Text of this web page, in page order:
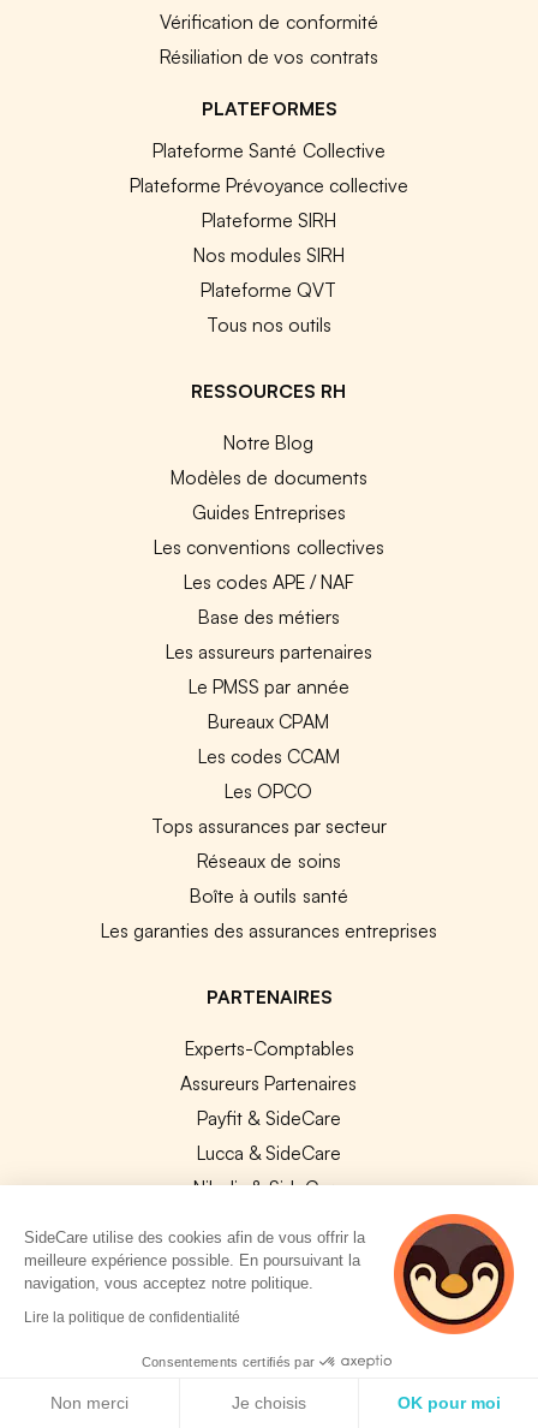
Vérification de conformité
Résiliation de vos contrats
PLATEFORMES
Plateforme Santé Collective
Plateforme Prévoyance collective
Plateforme SIRH
Nos modules SIRH
Plateforme QVT
Tous nos outils
RESSOURCES RH
Notre Blog
Modèles de documents
Guides Entreprises
Les conventions collectives
Les codes APE / NAF
Base des métiers
Les assureurs partenaires
Le PMSS par année
Bureaux CPAM
Les codes CCAM
Les OPCO
Tops assurances par secteur
Réseaux de soins
Boîte à outils santé
Les garanties des assurances entreprises
PARTENAIRES
Experts-Comptables
Assureurs Partenaires
Payfit & SideCare
Lucca & SideCare
Nibelis & SideCare
Lianeli & SideCare
API & INTEGRATIONS
API SideCare
SideCare utilise des cookies afin de vous offrir la
meilleure expérience possible. En poursuivant la
navigation, vous acceptez notre politique.
Lire la politique de confidentialité
Consentements certifiés par
Non merci Je choisis OK pour moi
2 personnes
consultent
actuellement cette